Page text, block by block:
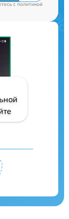
cполитикой